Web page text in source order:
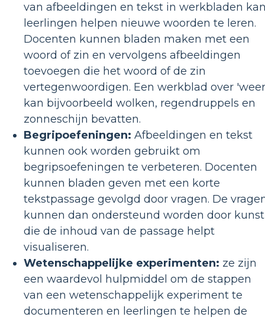
van afbeeldingen en tekst in werkbladen
leerlingen helpen nieuwe woorden te leren.
Docenten kunnen bladen maken met een
woord of zin en vervolgens afbeeldingen
toevoegen die het woord of de zin
vertegenwoordigen. Een werkblad over
kan bijvoorbeeld wolken, regendruppels en
zonneschijn bevatten.
Begripoefeningen: Afbeeldingen en tekst
kunnen ook worden gebruikt om
begripsoefeningen te verbeteren. Docenten
kunnen bladen geven met een korte
tekstpassage gevolgd door vragen. De
kunnen dan ondersteund worden door kunst
die de inhoud van de passage helpt
visualiseren.
Wetenschappelijke experimenten: ze zijn
een waardevol hulpmiddel om de stappen
van een wetenschappelijk experiment te
documenteren en leerlingen te helpen de